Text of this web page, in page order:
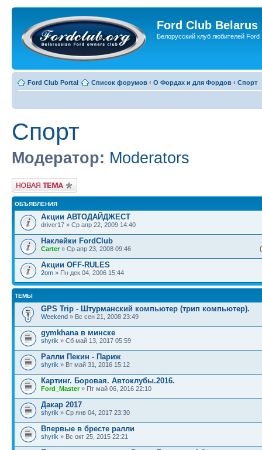
Ford Club Belarus
Белорусский клуб любителей Ford
Ford Club Portal Список форумов ‹ О Фордах и для Фордов ‹ Спорт
Спорт
Модератор: Moderators
Новая тема
ОБЪЯВЛЕНИЯ
Акции АВТОДАЙДЖЕСТ
driver17 » Ср апр 22, 2009 14:40
Наклейки FordClub
Carter» Ср апр 23, 2008 09:46
Акции OFF-RULES
2om » Пн дек 04, 2006 15:44
ТЕМЫ
GPS Trip - Штурманский компьютер (трип компьютер).
Weekend » Вс сен 21, 2008 23:49
gymkhana в минске
shyrik » Сб май 13, 2017 05:59
Ралли Пекин - Париж
shyrik » Вт май 31, 2016 15:12
Картинг. Боровая. Автоклубы.2016.
Ford_Master» Пт май 06, 2016 22:10
Дакар 2017
shyrik » Ср янв 04, 2017 23:30
Впервые в бресте ралли
shyrik » Вс окт 25, 2015 22:21